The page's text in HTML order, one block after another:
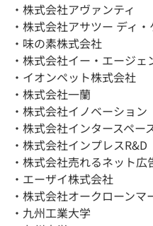
・株式会社アヴァンティ
・株式会社アサツー ディ・
・味の素株式会社
・株式会社イー・エージェ
・イオンペット株式会社
・株式会社一蘭
・株式会社イノベーション
・株式会社インタースペー
・株式会社インプレスR&D
・株式会社売れるネット広
・エーザイ株式会社
・株式会社オークローンマ
・九州工業大学